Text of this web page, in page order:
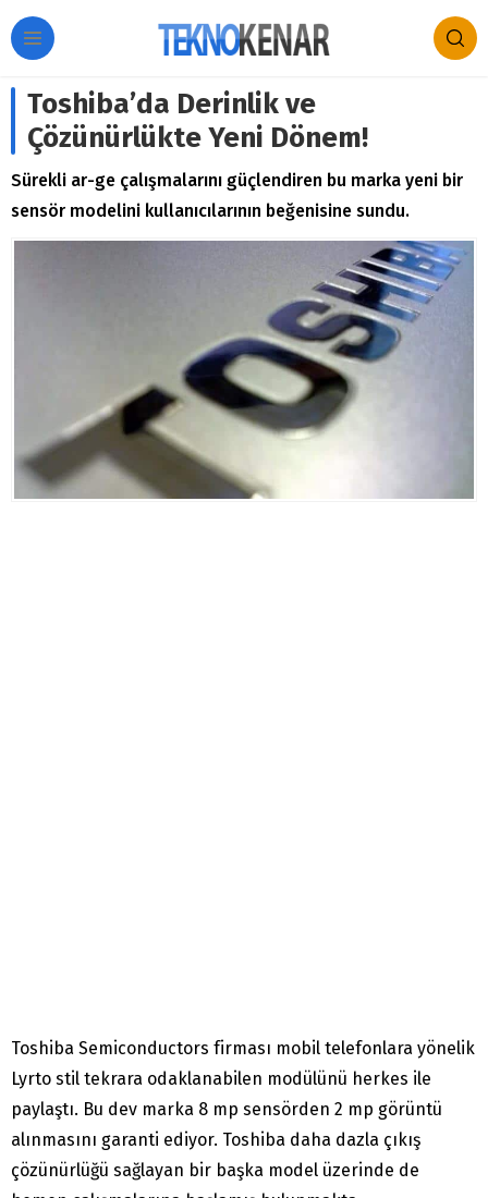
Toshiba’da Derinlik ve
Çözünürlükte Yeni Dönem!
Sürekli ar-ge çalışmalarını güçlendiren bu marka yeni bir
sensör modelini kullanıcılarının beğenisine sundu.
Toshiba Semiconductors firması mobil telefonlara yönelik
Lyrto stil tekrara odaklanabilen modülünü herkes ile
paylaştı. Bu dev marka 8 mp sensörden 2 mp görüntü
alınmasını garanti ediyor. Toshiba daha dazla çıkış
çözünürlüğü sağlayan bir başka model üzerinde de